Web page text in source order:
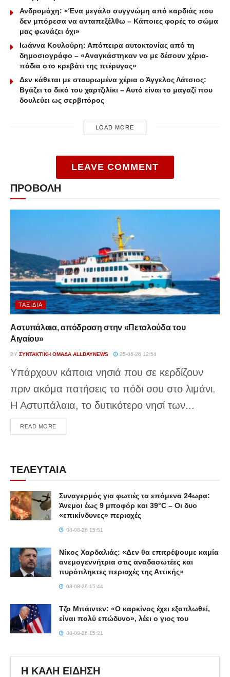
Ανδρομάχη: «Ένα μεγάλο συγγνώμη από καρδιάς που
δεν μπόρεσα να ανταπεξέλθω – Κάποιες φορές το σώμα
μας φωνάζει όχι»
Ιωάννα Κουλούρη: Απόπειρα αυτοκτονίας από τη
δημοσιογράφο – «Aναγκάστηκαν να με δέσουν χέρια-
πόδια στο κρεβάτι της πτέρυγας»
Δεν κάθεται με σταυρωμένα χέρια ο Άγγελος Λάτσιος:
Βγάζει το δικό του χαρτζιλίκι – Αυτό είναι το μαγαζί που
δουλεύει ως σερβιτόρος
LOAD MORE
LEAVE COMMENT
ΠΡΟΒΟΛΗ
ΤΑΞΊΔΙΑ
Αστυπάλαια, απόδραση στην «Πεταλούδα του
Αιγαίου»
BY ΣΥΝΤΑΚΤΙΚΉ ΟΜΆΔΑ ALLDAYNEWS 25-06-26 12:54
Υπάρχουν κάποια νησιά που σε κερδίζουν
πριν ακόμα πατήσεις το πόδι σου στο λιμάνι.
Η Αστυπάλαια, το δυτικότερο νησί των...
READ MOREDETAILS
ΤΕΛΕΥΤΑΙΑ
Συναγερμός για φωτιές τα επόμενα 24ωρα:
Άνεμοι έως 9 μποφόρ και 39°C – Οι δυο
«επικίνδυνες» περιοχές
08-08-26 15:51
Νίκος Χαρδαλιάς: «Δεν θα επιτρέψουμε καμία
ανεμογεννήτρια στις αναδασωτέες και
πυρόπληκτες περιοχές της Αττικής»
08-08-26 15:44
Τζο Μπάιντεν: «Ο καρκίνος έχει εξαπλωθεί,
είναι πολύ επώδυνο», λέει ο γιος του
08-08-26 15:21
Η ΚΑΛΗ ΕΙΔΗΣΗ